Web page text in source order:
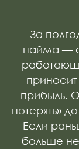
За
найма —
прибыль.
потерять»
Если
больше